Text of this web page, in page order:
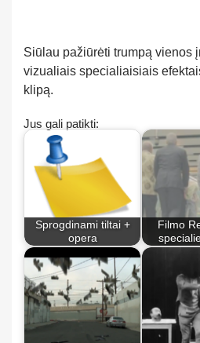
Siūlau pažiūrėti trumpą vienos
vizualiais specialiaisiais
klipą.
Jus gali patikti:
Sprogdinami tiltai +
opera
Filmo